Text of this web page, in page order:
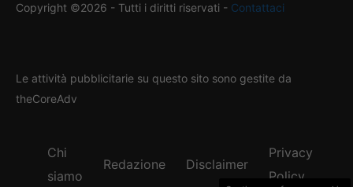
Copyright ©2026 - Tutti i diritti riservati - Contattaci
Le attività pubblicitarie su questo sito sono gestite da
theCoreAdv
Chi
siamo
Redazione Disclaimer
Privacy
Policy